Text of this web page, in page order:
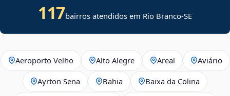
117bairros atendidos em Rio Branco-SE
Aeroporto Velho Alto Alegre Areal Aviário
Ayrton Sena Bahia Baixa da Colina